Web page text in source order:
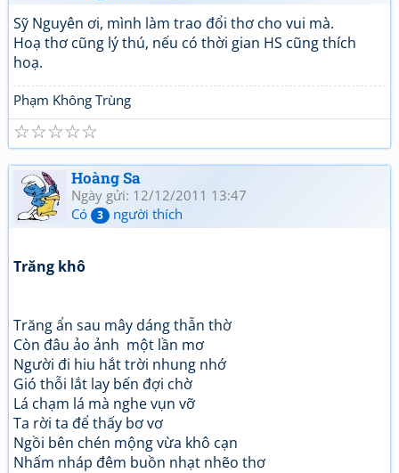
Sỹ Nguyên ơi, mình làm trao đổi thơ cho vui mà.
Hoạ thơ cũng lý thú, nếu có thời gian HS cũng thích
hoạ.
Phạm Không Trùng
☆
☆
☆
☆
☆
Hoàng Sa
Ngày gửi: 12/12/2011 13:47
Có
3 người thích
Trăng khô
Trăng ẩn sau mây dáng thẫn thờ
Còn đâu ảo ảnh một lần mơ
Người đi hiu hắt trời nhung nhớ
Gió thỗi lắt lay bến đợi chờ
Lá chạm lá mà nghe vụn vỡ
Ta rời ta để thấy bơ vơ
Ngồi bên chén mộng vừa khô cạn
Nhấm nháp đêm buồn nhạt nhẽo thơ